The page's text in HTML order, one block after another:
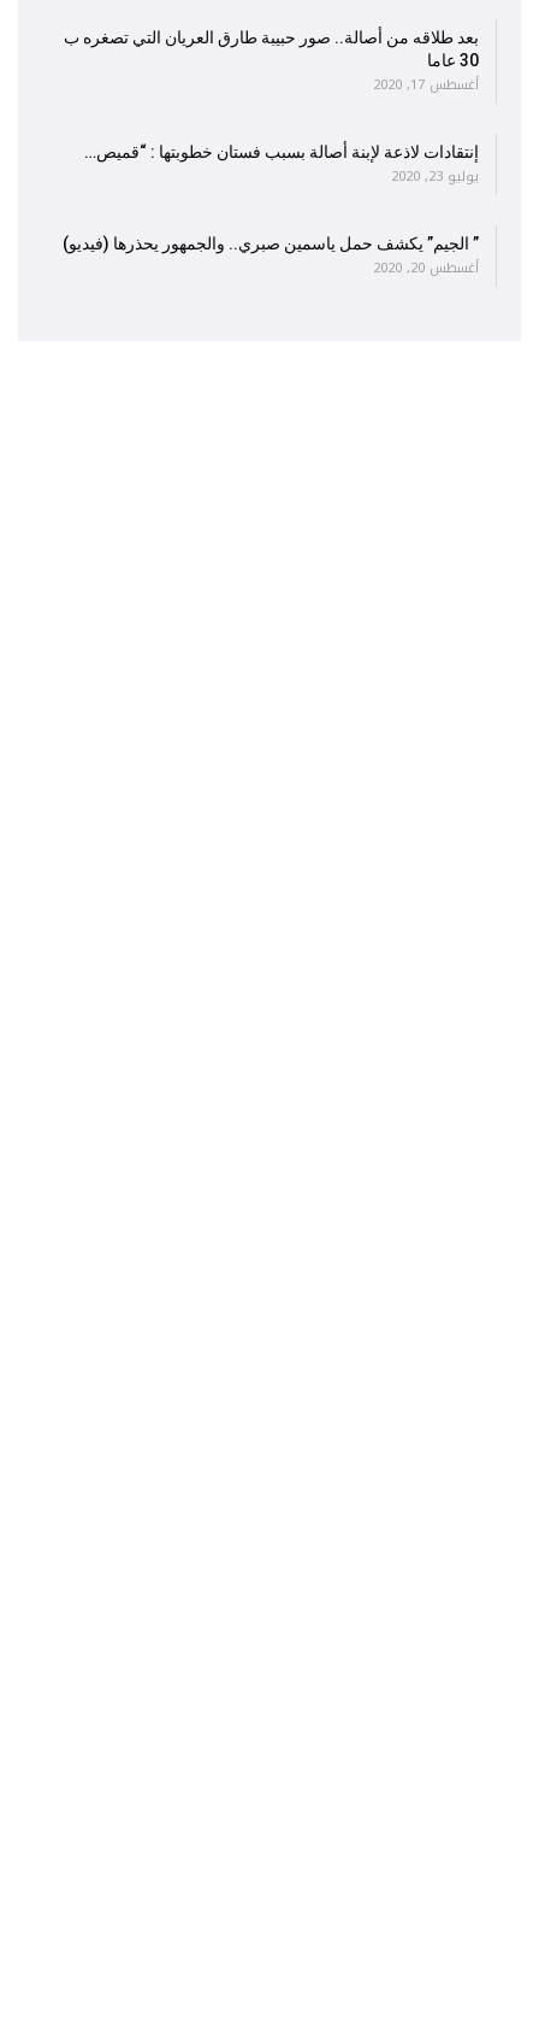
بعد طلاقه من أصالة.. صور حبيبة طارق العريان التي تصغره ب
30 عاما
أغسطس 17, 2020
إنتقادات لاذعة لإبنة أصالة بسبب فستان خطوبتها : “قميص…
يوليو 23, 2020
” الجيم” يكشف حمل ياسمين صبري.. والجمهور يحذرها (فيديو)
أغسطس 20, 2020